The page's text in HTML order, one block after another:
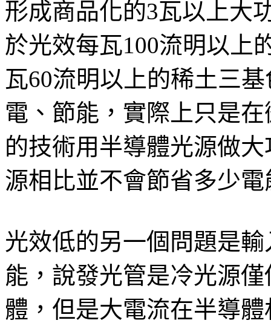
形成商品化的3瓦以上大
於光效每瓦100流明以上
瓦60流明以上的稀土三
電、節能，實際上只是
的技術用半導體光源做
源相比並不會節省多少
光效低的另一個問題是
能，說發光管是冷光源
體，但是大電流在半導